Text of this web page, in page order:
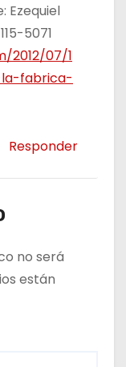
Ezequiel
5071
2012/07/1
fabrica-
Responder
no será
están